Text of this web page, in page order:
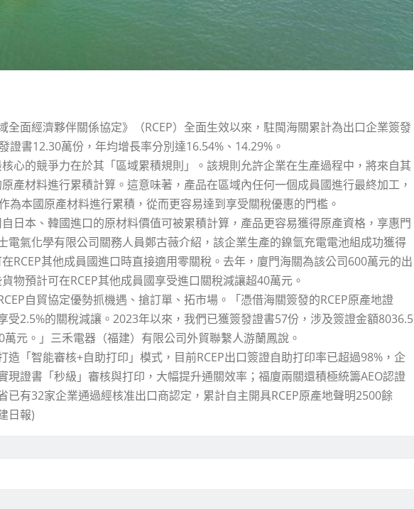
面經濟夥伴關係協定》（RCEP）全面生效以來，駐閩海關累計為出口企業簽發
證書12.30萬份，年均增長率分別達16.54%、14.29%。
心的競爭力在於其「區域累積規則」。該規則允許企業在生產過程中，將來自其
產材料進行累積計算。這意味著，產品在區域內任何一個成員國進行最終加工，
為本國原產材料進行累積，從而更容易達到享受關稅優惠的門檻。
自日本、韓國進口的原材料價值可被累積計算，產品更容易獲得原產資格，享惠門
電氣化學有限公司關務人員鄭古薇介紹，該企業生產的鎳氫充電電池組成功獲得
RCEP其他成員國進口時直接適用零關稅。去年，廈門海關為該公司600萬元的出
物預計可在RCEP其他成員國享受進口關稅減讓超40萬元。
自貿協定優勢抓機遇、搶訂單、拓市場。「憑借海關簽發的RCEP原產地證
受2.5%的關稅減讓。2023年以來，我們已獲簽發證書57份，涉及簽證金額8036.5
元。」三禾電器（福建）有限公司外貿聯繫人游蘭鳳說。
「智能審核+自助打印」模式，目前RCEP出口簽證自助打印率已超過98%，企
現證書「秒級」審核與打印，大幅提升通關效率；福廈兩關還積極統籌AEO認證
已有32家企業通過經核准出口商認定，累計自主開具RCEP原產地聲明2500餘
日報)